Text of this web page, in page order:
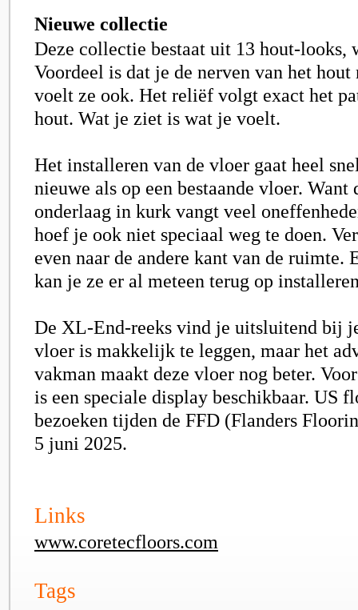
Nieuwe collectie
Deze collectie bestaat uit 13 hout-looks,
Voordeel is dat je de nerven van het
voelt ze ook. Het reliëf volgt exact het
hout. Wat je ziet is wat je voelt.
Het installeren van de vloer gaat heel
nieuwe als op een bestaande vloer. Want
onderlaag in kurk vangt veel
hoef je ook niet speciaal weg te doen.
even naar de andere kant van de ruimte.
kan je ze er al meteen terug op
De XL-End-reeks vind je uitsluitend bij
vloer is makkelijk te leggen, maar het
vakman maakt deze vloer nog beter.
is een speciale display beschikbaar. US
bezoeken tijden de FFD (Flanders
5 juni 2025.
Links
www.coretecfloors.com
Tags